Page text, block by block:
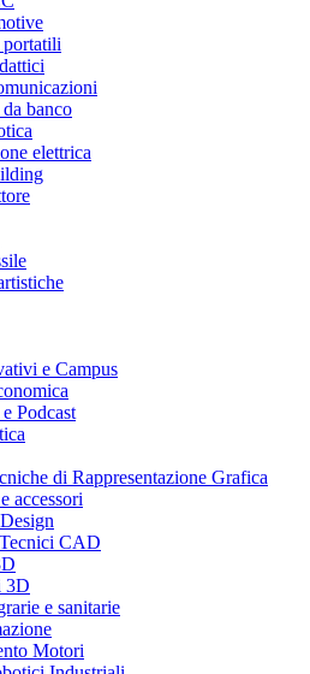
portatili
banco
elettrica
e Campus
Podcast
di Rappresentazione Grafica
accessori
CAD
3D
e sanitarie
Motori